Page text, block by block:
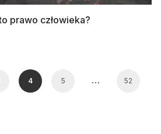
prawo człowieka?
4 5 … 52